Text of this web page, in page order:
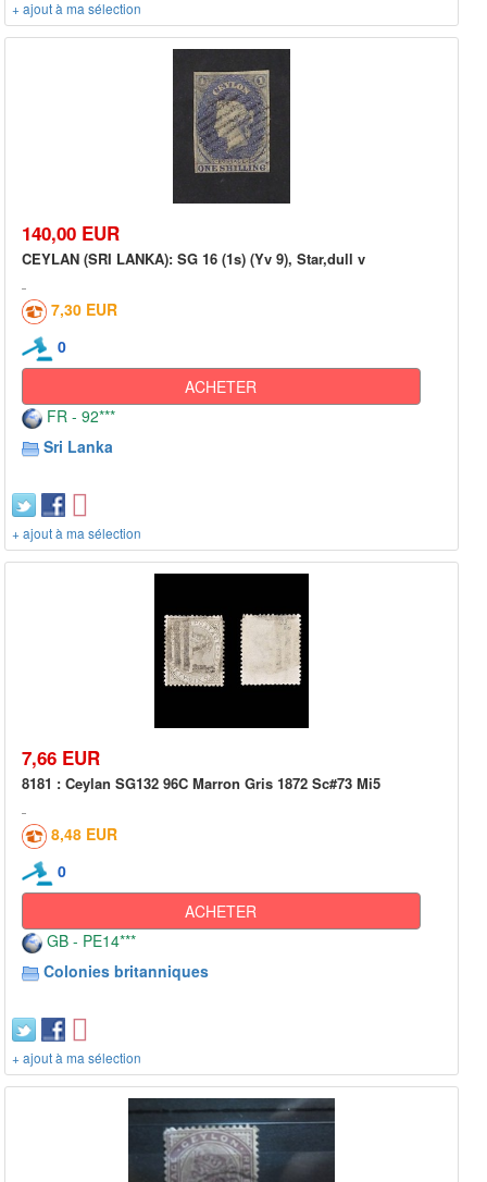
+ ajout à ma sélection
140,00 EUR
CEYLAN (SRI LANKA): SG 16 (1s) (Yv 9), Star,dull v
7,30 EUR
0
ACHETER
FR - 92***
Sri Lanka
+ ajout à ma sélection
7,66 EUR
8181 : Ceylan SG132 96C Marron Gris 1872 Sc#73 Mi5
8,48 EUR
0
ACHETER
GB - PE14***
Colonies britanniques
+ ajout à ma sélection